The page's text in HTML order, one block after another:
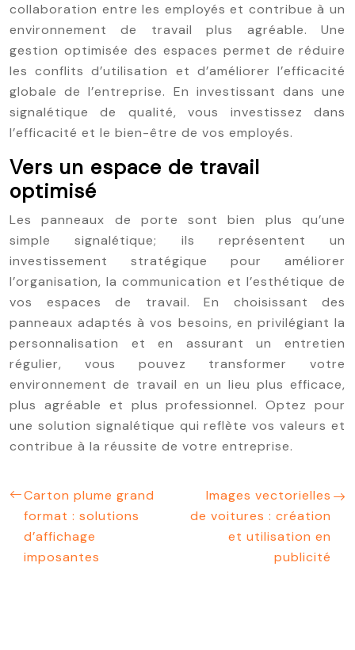
collaboration entre les employés et contribue à un
environnement de travail plus agréable. Une
gestion optimisée des espaces permet de réduire
les conflits d’utilisation et d’améliorer l’efficacité
globale de l’entreprise. En investissant dans une
signalétique de qualité, vous investissez dans
l’efficacité et le bien-être de vos employés.
Vers un espace de travail
optimisé
Les panneaux de porte sont bien plus qu’une
simple signalétique; ils représentent un
investissement stratégique pour améliorer
l’organisation, la communication et l’esthétique de
vos espaces de travail. En choisissant des
panneaux adaptés à vos besoins, en privilégiant la
personnalisation et en assurant un entretien
régulier, vous pouvez transformer votre
environnement de travail en un lieu plus efficace,
plus agréable et plus professionnel. Optez pour
une solution signalétique qui reflète vos valeurs et
contribue à la réussite de votre entreprise.
Carton plume grand
format : solutions
d’affichage
imposantes
Images vectorielles
de voitures : création
et utilisation en
publicité